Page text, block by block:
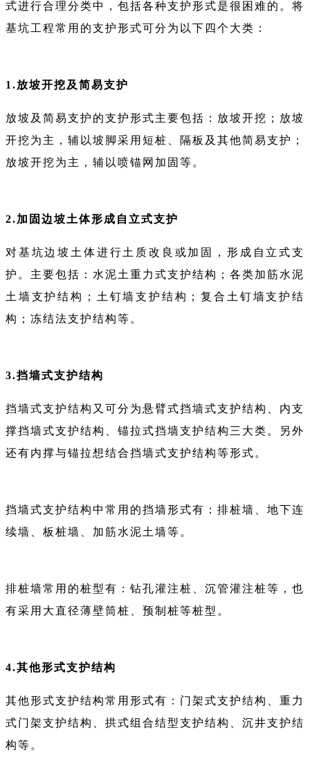
式进行合理分类中，包括各种支护形式是很困难的。将
基坑工程常用的支护形式可分为以下四个大类：
1.放坡开挖及简易支护
放坡及简易支护的支护形式主要包括：放坡开挖；放坡
开挖为主，辅以坡脚采用短桩、隔板及其他简易支护；
放坡开挖为主，辅以喷锚网加固等。
2.加固边坡土体形成自立式支护
对基坑边坡土体进行土质改良或加固，形成自立式支
护。主要包括：水泥土重力式支护结构；各类加筋水泥
土墙支护结构；土钉墙支护结构；复合土钉墙支护结
构；冻结法支护结构等。
3.挡墙式支护结构
挡墙式支护结构又可分为悬臂式挡墙式支护结构、内支
撑挡墙式支护结构、锚拉式挡墙支护结构三大类。另外
还有内撑与锚拉想结合挡墙式支护结构等形式。
挡墙式支护结构中常用的挡墙形式有：排桩墙、地下连
续墙、板桩墙、加筋水泥土墙等。
排桩墙常用的桩型有：钻孔灌注桩、沉管灌注桩等，也
有采用大直径薄壁筒桩、预制桩等桩型。
4.其他形式支护结构
其他形式支护结构常用形式有：门架式支护结构、重力
式门架支护结构、拱式组合结型支护结构、沉井支护结
构等。